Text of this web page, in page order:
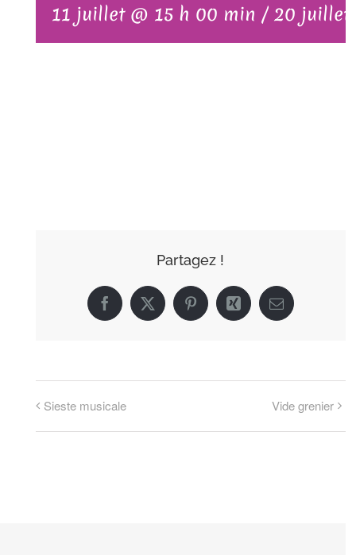
11 juillet @ 15 h 00 min / 20 juillet
Partagez !
Facebook
X PinterestXing Email
Sieste musicale Vide grenier